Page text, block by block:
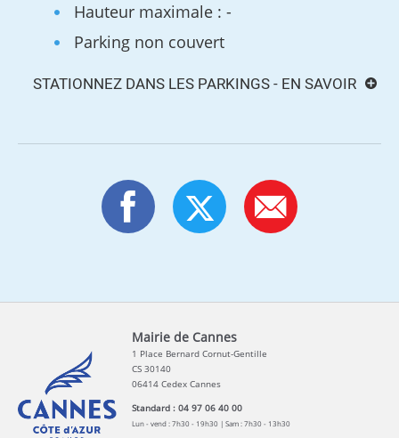
Hauteur maximale : -
Parking non couvert
STATIONNEZ DANS LES PARKINGS - EN SAVOIR
Mairie de Cannes
1 Place Bernard Cornut-Gentille
CS 30140
06414 Cedex Cannes
Standard : 04 97 06 40 00
Lun - vend : 7h30 - 19h30 | Sam : 7h30 - 13h30